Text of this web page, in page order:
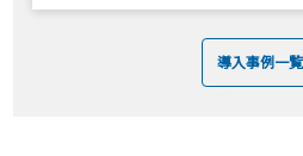
導入事例一